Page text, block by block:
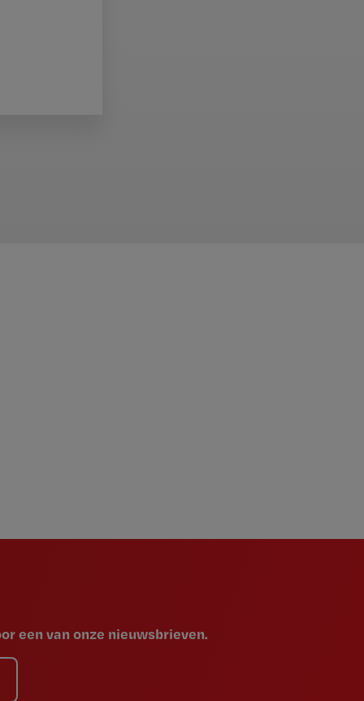
een van onze nieuwsbrieven.